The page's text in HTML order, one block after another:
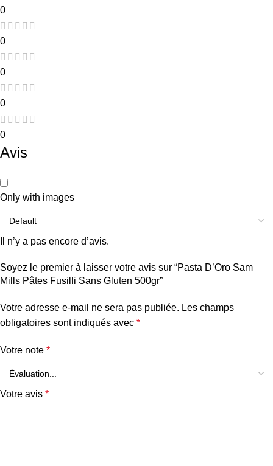
0
0
0
0
0
Avis
Only with images
Il n’y a pas encore d’avis.
Soyez le premier à laisser votre avis sur “Pasta D’Oro Sam
Mills Pâtes Fusilli Sans Gluten 500gr”
Votre adresse e-mail ne sera pas publiée. Les champs
obligatoires sont indiqués avec *
Votre note *
Votre avis *